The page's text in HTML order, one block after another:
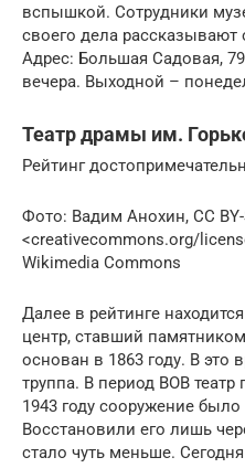
вспышкой. Сотрудники
своего дела рассказывают
Адрес: Большая Садовая,
вечера. Выходной –
Театр драмы им.
Рейтинг
Фото: Вадим Анохин, CC
<creativecommons.org/
Wikimedia Commons
Далее в рейтинге
центр, ставший
основан в 1863 году. В это
труппа. В период ВОВ театр
1943 году сооружение
Восстановили его лишь
стало чуть меньше.